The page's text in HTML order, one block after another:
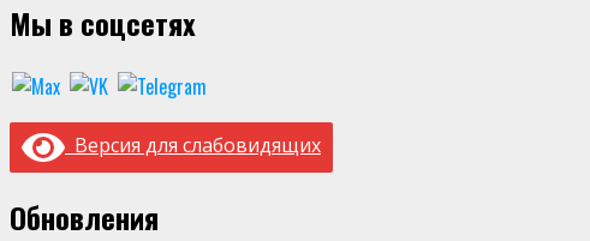
Мы в соцсетях
Версия для слабовидящих
Обновления